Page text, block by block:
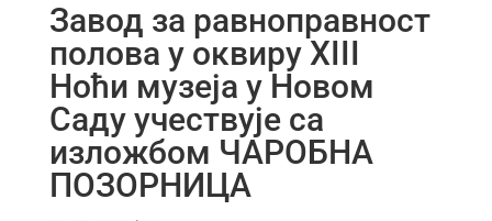
Завод за равноправност
полова у оквиру XIII
Ноћи музеја у Новом
Саду учествује са
изложбом ЧАРОБНА
ПОЗОРНИЦА